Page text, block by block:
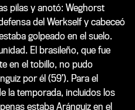
pilas y anotó: Weghorst
del Werkself y cabeceó
golpeado en el suelo.
El brasileño, que fue
en el tobillo, no pudo
por él (59’). Para el
la temporada, incluidos los
estaba Aránguiz en el